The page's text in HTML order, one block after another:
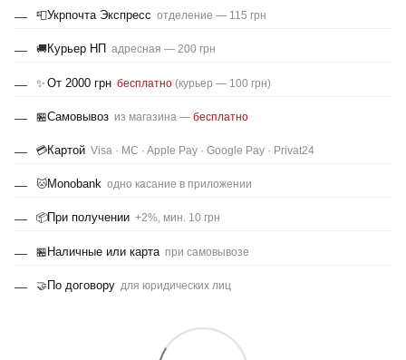
📮Укрпочта Экспресс отделение — 115 грн
🚚Курьер НП адресная — 200 грн
✨ От 2000 грн бесплатно (курьер — 100 грн)
🏪Самовывоз из магазина — бесплатно
💳Картой Visa · MC · Apple Pay · Google Pay · Privat24
🐱Monobank одно касание в приложении
📦При получении +2%, мин. 10 грн
🏪Наличные или карта при самовывозе
🤝По договору для юридических лиц